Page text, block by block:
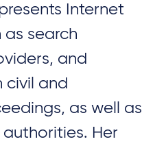
Internet
as search
and
civil and
as well as
Her